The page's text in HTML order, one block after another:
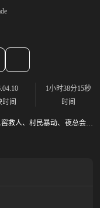
时间
1小时38分15秒
时间
救人、村民暴动、夜总会血